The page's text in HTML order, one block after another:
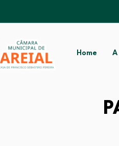
Home